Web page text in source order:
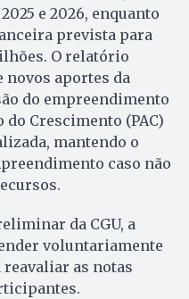
e 2026, enquanto
prevista para
O relatório
novos aportes da
do empreendimento
do Crescimento (PAC)
mantendo o
caso não
da CGU, a
voluntariamente
as notas